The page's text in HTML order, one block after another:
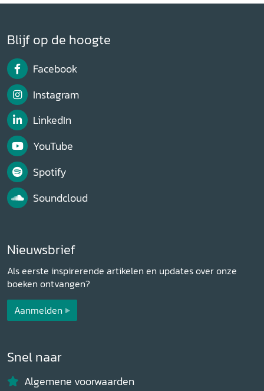
Blijf op de hoogte
Facebook
Instagram
LinkedIn
YouTube
Spotify
Soundcloud
Nieuwsbrief
Als eerste inspirerende artikelen en updates over onze
boeken ontvangen?
Aanmelden
Snel naar
Algemene voorwaarden